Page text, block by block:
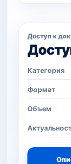
Доступ к
Категория
Формат
Объем